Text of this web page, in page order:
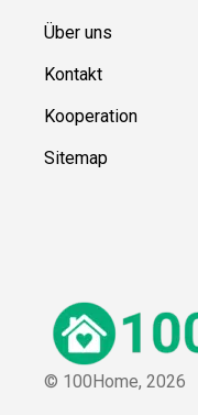
Über uns
Kontakt
Kooperation
Sitemap
© 100Home, 2026